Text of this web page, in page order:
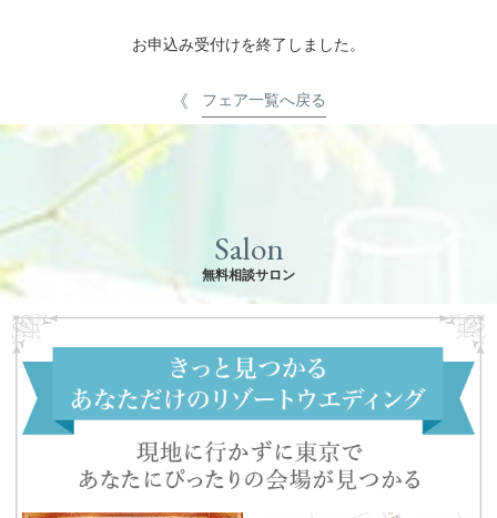
お申込み受付けを終了しました。
フェア一覧へ戻る
Salon
無料相談サロン